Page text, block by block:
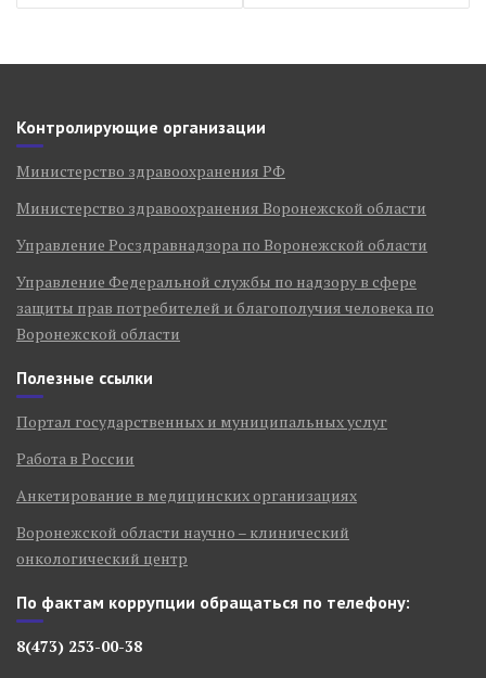
Контролирующие организации
Министерство здравоохранения РФ
Министерство здравоохранения Воронежской области
Управление Росздравнадзора по Воронежской области
Управление Федеральной службы по надзору в сфере
защиты прав потребителей и благополучия человека по
Воронежской области
Полезные ссылки
Портал государственных и муниципальных услуг
Работа в России
Анкетирование в медицинских организациях
Воронежской области научно – клинический
онкологический центр
По фактам коррупции обращаться по телефону:
8(473) 253-00-38